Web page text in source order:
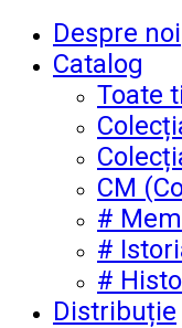
Despre noi
Catalog
Toate
CM
#
#
#
Distribuție